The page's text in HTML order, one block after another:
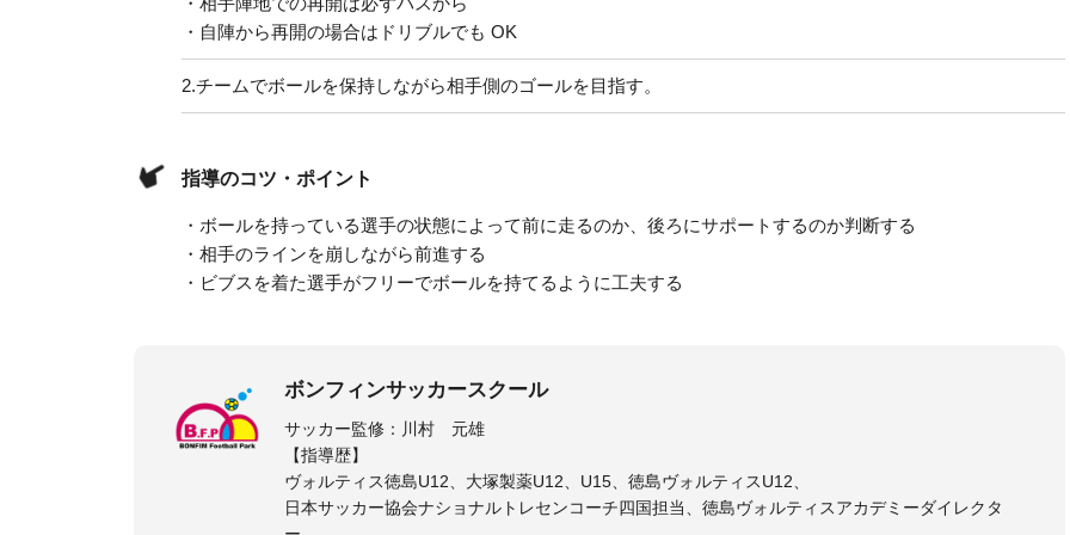
・自陣から再開の場合はドリブルでも OK
2.チームでボールを保持しながら相手側のゴールを目指す。
指導のコツ・ポイント
・ボールを持っている選手の状態によって前に走るのか、後ろにサポートするのか判断する
・相手のラインを崩しながら前進する
・ビブスを着た選手がフリーでボールを持てるように工夫する
ボンフィンサッカースクール
サッカー監修：川村 元雄
【指導歴】
ヴォルティス徳島U12、大塚製薬U12、U15、徳島ヴォルティスU12、
日本サッカー協会ナショナルトレセンコーチ四国担当、徳島ヴォルティスアカデミーダイレクタ